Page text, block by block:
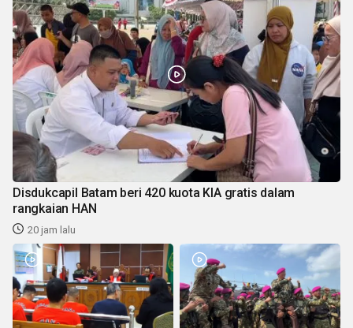
Disdukcapil Batam beri 420 kuota KIA gratis dalam
rangkaian HAN
20 jam lalu